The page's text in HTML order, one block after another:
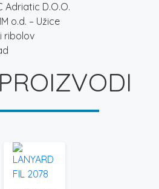
Adriatic D.O.O.
o.d. – Užice
ribolov